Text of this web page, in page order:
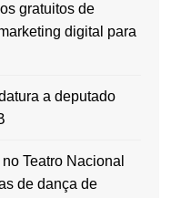
gratuitos de
digital para
a deputado
Teatro Nacional
de dança de